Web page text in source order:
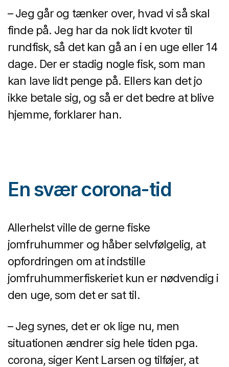
– Jeg går og tænker over, hvad vi så skal
finde på. Jeg har da nok lidt kvoter til
rundfisk, så det kan gå an i en uge eller 14
dage. Der er stadig nogle fisk, som man
kan lave lidt penge på. Ellers kan det jo
ikke betale sig, og så er det bedre at blive
hjemme, forklarer han.
En svær corona-tid
Allerhelst ville de gerne fiske
jomfruhummer og håber selvfølgelig, at
opfordringen om at indstille
jomfruhummerfiskeriet kun er nødvendig i
den uge, som det er sat til.
– Jeg synes, det er ok lige nu, men
situationen ændrer sig hele tiden pga.
corona, siger Kent Larsen og tilføjer, at